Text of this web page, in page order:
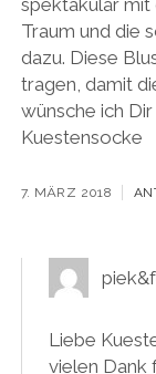
Traum und die
dazu. Diese
tragen, damit
wünsche ich
Kuestensocke
7. MÄRZ 2018
Liebe
vielen Dank